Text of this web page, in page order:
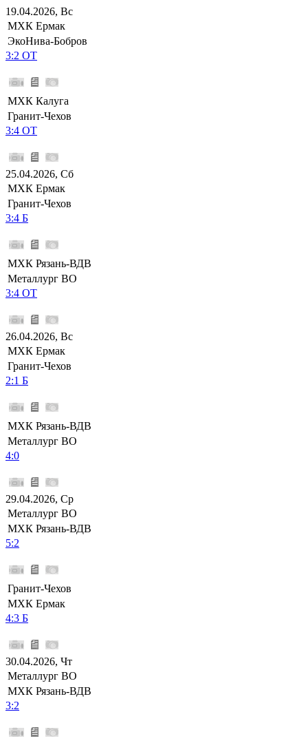
19.04.2026, Вс
МХК Ермак
ЭкоНива-Бобров
3:2 ОТ
МХК Калуга
Гранит-Чехов
3:4 ОТ
25.04.2026, Сб
МХК Ермак
Гранит-Чехов
3:4 Б
МХК Рязань-ВДВ
Металлург ВО
3:4 ОТ
26.04.2026, Вс
МХК Ермак
Гранит-Чехов
2:1 Б
МХК Рязань-ВДВ
Металлург ВО
4:0
29.04.2026, Ср
Металлург ВО
МХК Рязань-ВДВ
5:2
Гранит-Чехов
МХК Ермак
4:3 Б
30.04.2026, Чт
Металлург ВО
МХК Рязань-ВДВ
3:2